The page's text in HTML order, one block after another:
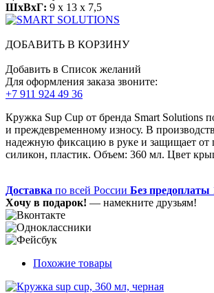
ШхВхГ: 9 x 13 x 7,5
ДОБАВИТЬ В КОРЗИНУ
Добавить в Список желаний
Для оформления заказа звоните:
+7 911 924 49 36
Кружка Sup Cup от бренда Smart Solutions
и преждевременному износу. В
надежную фиксацию в руке и защищает от
силикон, пластик. Объем: 360 мл. Цвет
Доставка по всей России Без предоплаты
Хочу в подарок! — намекните друзьям!
Похожие товары